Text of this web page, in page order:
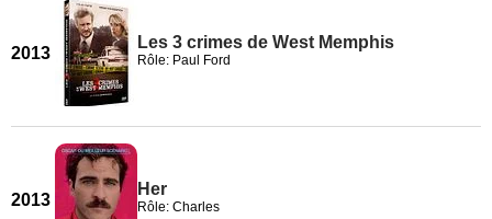
2013
Les 3 crimes de West Memphis
Rôle: Paul Ford
2013
Her
Rôle: Charles